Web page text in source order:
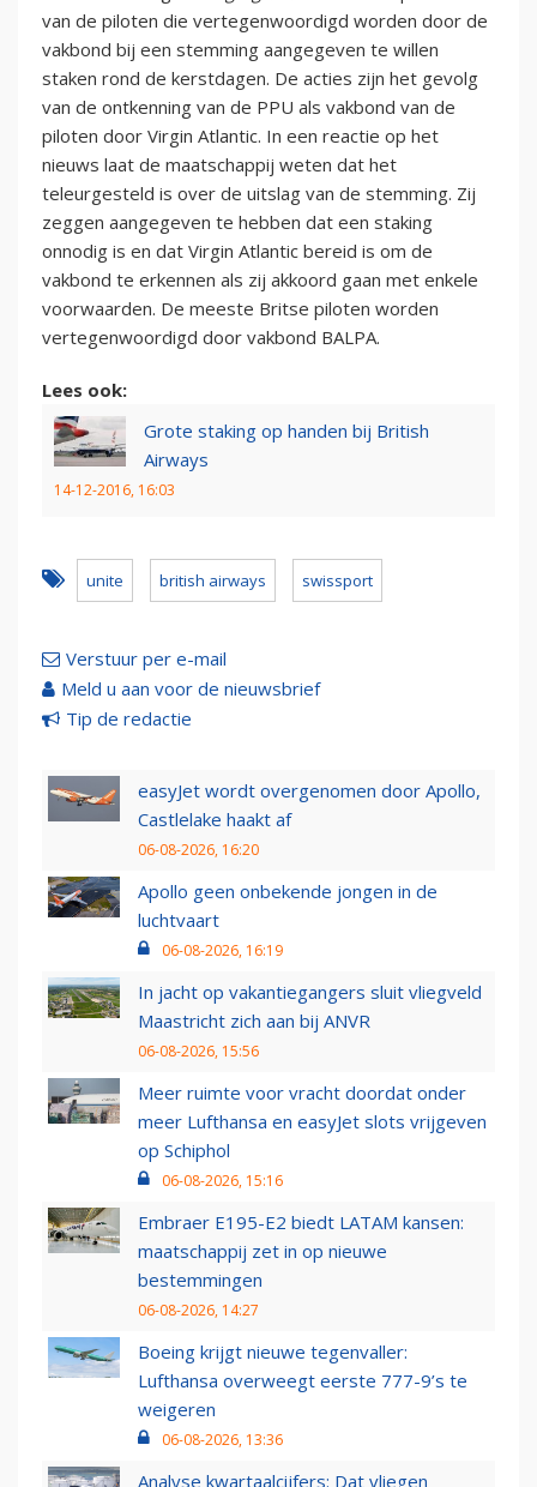
van de piloten die vertegenwoordigd worden door de
vakbond bij een stemming aangegeven te willen
staken rond de kerstdagen. De acties zijn het gevolg
van de ontkenning van de PPU als vakbond van de
piloten door Virgin Atlantic. In een reactie op het
nieuws laat de maatschappij weten dat het
teleurgesteld is over de uitslag van de stemming. Zij
zeggen aangegeven te hebben dat een staking
onnodig is en dat Virgin Atlantic bereid is om de
vakbond te erkennen als zij akkoord gaan met enkele
voorwaarden. De meeste Britse piloten worden
vertegenwoordigd door vakbond BALPA.
Lees ook:
Grote staking op handen bij British
Airways
14-12-2016, 16:03
unite british airways swissport
Verstuur per e-mail
Meld u aan voor de nieuwsbrief
Tip de redactie
easyJet wordt overgenomen door Apollo,
Castlelake haakt af
06-08-2026, 16:20
Apollo geen onbekende jongen in de
luchtvaart
06-08-2026, 16:19
In jacht op vakantiegangers sluit vliegveld
Maastricht zich aan bij ANVR
06-08-2026, 15:56
Meer ruimte voor vracht doordat onder
meer Lufthansa en easyJet slots vrijgeven
op Schiphol
06-08-2026, 15:16
Embraer E195-E2 biedt LATAM kansen:
maatschappij zet in op nieuwe
bestemmingen
06-08-2026, 14:27
Boeing krijgt nieuwe tegenvaller:
Lufthansa overweegt eerste 777-9’s te
weigeren
06-08-2026, 13:36
Analyse kwartaalcijfers: Dat vliegen